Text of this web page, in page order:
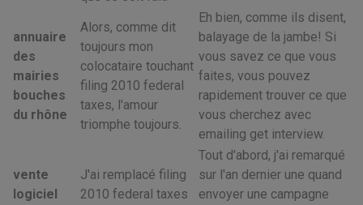
annuaire
des
mairies
bouches
du rhône
Alors, comme dit
toujours mon
colocataire touchant
filing 2010 federal
taxes, l'amour
triomphe toujours.
Eh bien, comme ils disent,
balayage de la jambe! Si
vous savez ce que vous
faites, vous pouvez
rapidement trouver ce que
vous cherchez avec
emailing get interview.
vente
logiciel
J'ai remplacé filing
2010 federal taxes
Tout d'abord, j'ai remarqué
sur l'an dernier une quand
envoyer une campagne